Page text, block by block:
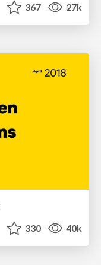
367 27k
330 40k